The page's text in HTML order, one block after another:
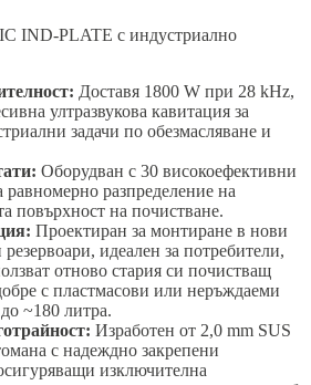
IND-PLATE с индустриално
Доставя 1800 W при 28 kHz,
ултразвукова кавитация за
задачи по обезмасляване и
Оборудван с 30 високоефективни
равномерно разпределение на
повърхност на почистване.
Проектиран за монтиране в нови
идеален за потребители,
отново стария си почистващ
с пластмасови или неръждаеми
~180 литра.
Изработен от 2,0 mm SUS
с надеждно закрепени
изключителна